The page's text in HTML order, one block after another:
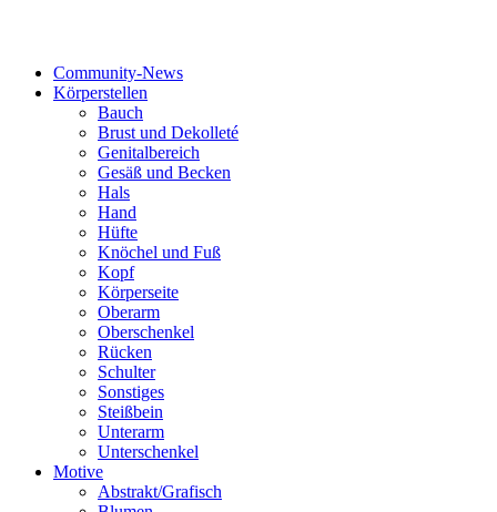
Community-News
Körperstellen
Bauch
Brust und Dekolleté
Genitalbereich
Gesäß und Becken
Hals
Hand
Hüfte
Knöchel und Fuß
Kopf
Körperseite
Oberarm
Oberschenkel
Rücken
Schulter
Sonstiges
Steißbein
Unterarm
Unterschenkel
Motive
Abstrakt/Grafisch